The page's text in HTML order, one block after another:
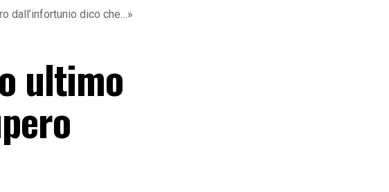
dall’infortunio dico che…»
ultimo